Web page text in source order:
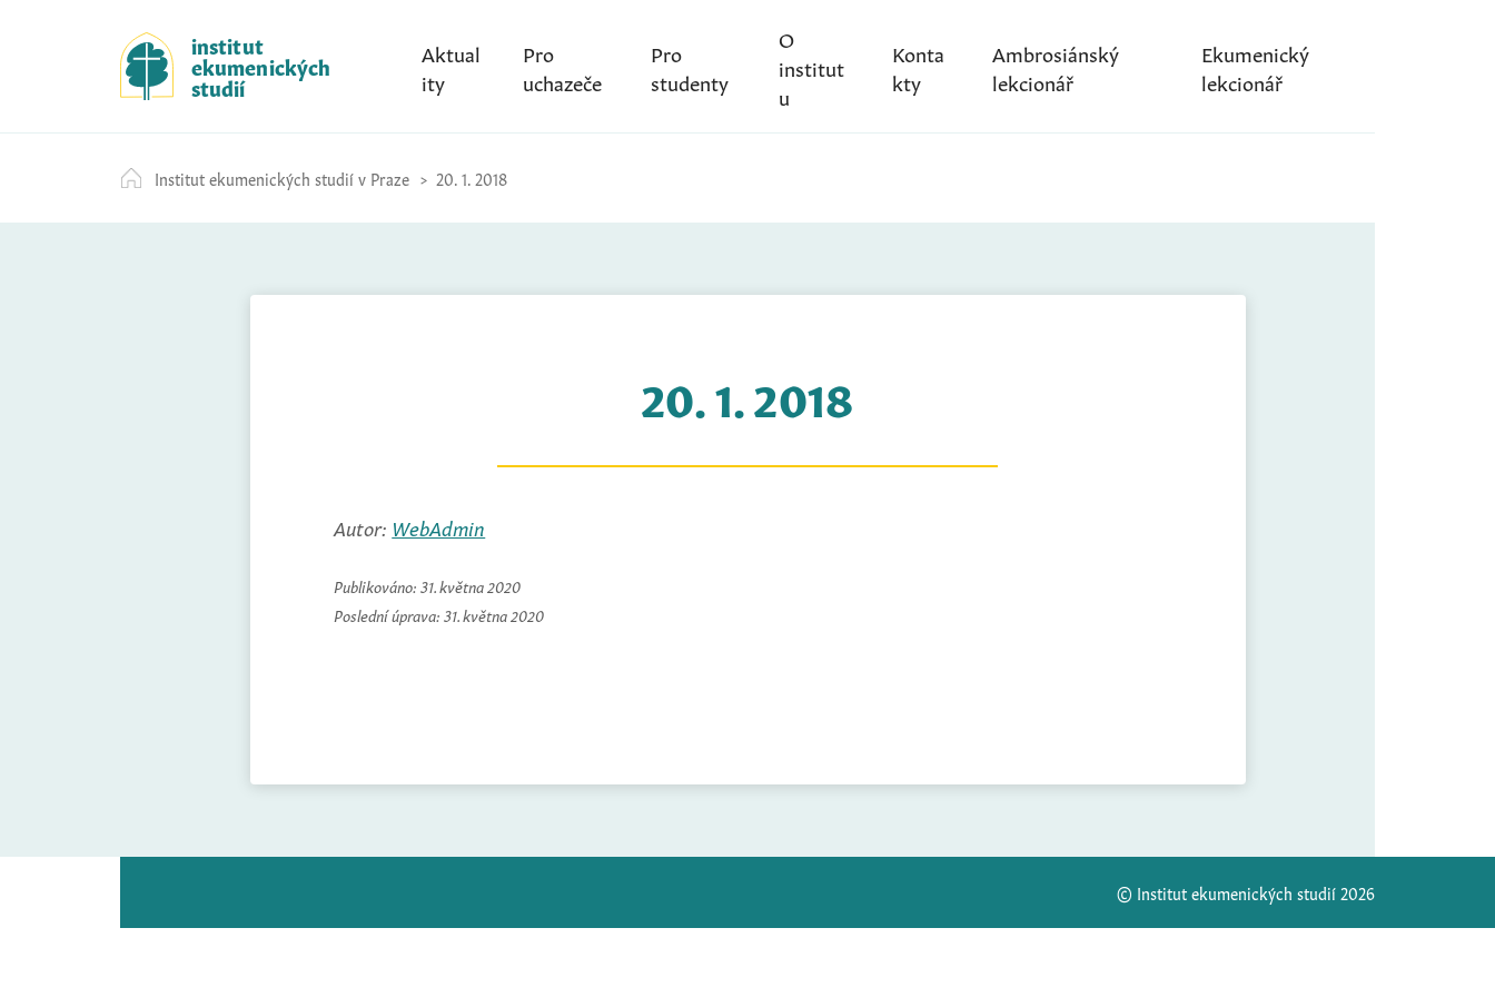
k
i
p
t
c
o
institut
ekumenických
studií
Aktual
ity
Pro
uchazeče
Pro
studenty
O
institut
u
Konta
kty
Ambrosiánský
lekcionář
Ekumenický
lekcionář
Institut ekumenických studií v Praze 20. 1. 2018
20. 1. 2018
Autor: WebAdmin
Publikováno: 31. května 2020
Poslední úprava: 31. května 2020
© Institut ekumenických studií 2026